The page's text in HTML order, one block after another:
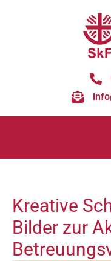
Kreative
Bilder zur